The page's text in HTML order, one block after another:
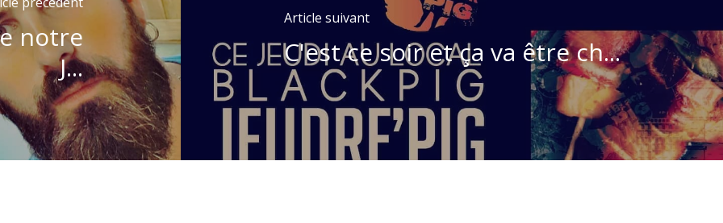
notre
J...
Article suivant
C'est ce soir et ça va être ch...